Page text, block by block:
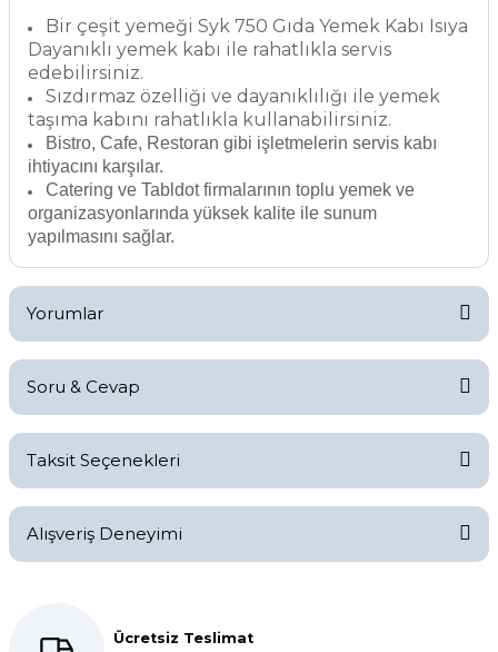
Bir çeşit yemeği Syk 750 Gıda Yemek Kabı Isıya
Dayanıklı yemek kabı ile rahatlıkla servis
edebilirsiniz.
Sızdırmaz özelliği ve dayanıklılığı ile yemek
taşıma kabını rahatlıkla kullanabilirsiniz.
Bistro, Cafe, Restoran gibi işletmelerin servis kabı
ihtiyacını karşılar.
Catering ve Tabldot firmalarının toplu yemek ve
organizasyonlarında yüksek kalite ile sunum
yapılmasını sağlar.
Yorumlar
Yorum Yaz
Soru & Cevap
Soru Sor
Taksit Seçenekleri
Alışveriş Deneyimi
Ücretsiz Teslimat